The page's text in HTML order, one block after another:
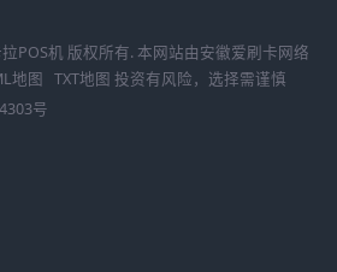
POS机 版权所有. 本网站由安徽爱刷卡网络
地图 TXT地图 投资有风险，选择需谨慎
号